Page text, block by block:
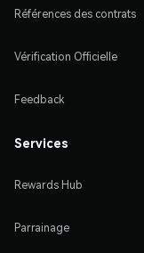
Références des contrats
Vérification Officielle
Feedback
Services
Rewards Hub
Parrainage